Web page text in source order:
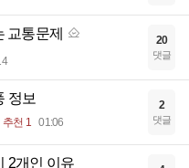
교통문제 20
댓글
정보
추천 1 01:06
2
댓글
2개인 이유